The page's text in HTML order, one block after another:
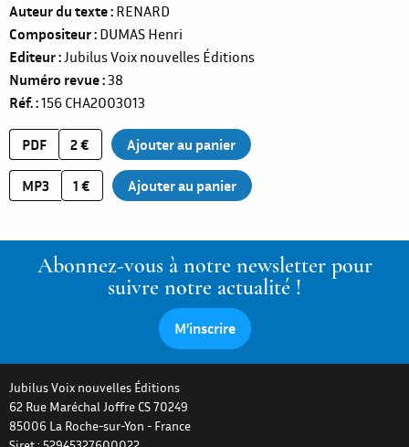
Auteur du texte RENARD
Compositeur DUMAS Henri
Editeur Jubilus Voix nouvelles Éditions
Numéro revue 38
Réf. 156 CHA2003013
PDF 2 €
MP3 1 €
Abonnez-vous à notre newsletter pour
suivre notre actualité !
M’inscrire
Jubilus Voix nouvelles Éditions
62 Rue Maréchal Joffre CS 70249
85006 La Roche-sur-Yon - France